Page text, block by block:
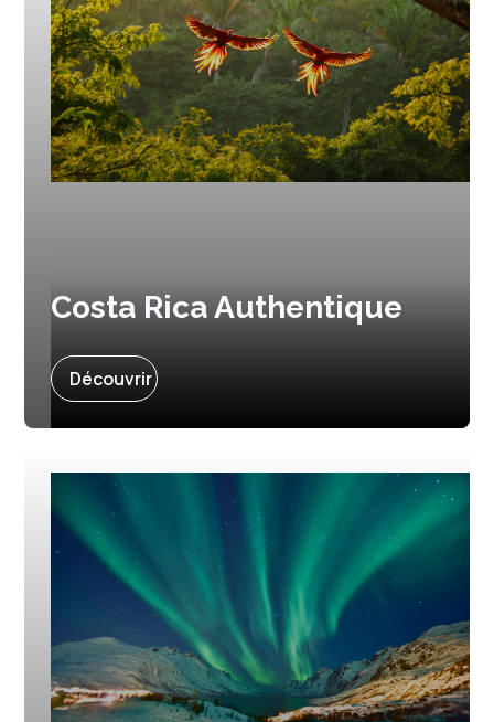
Costa Rica Authentique
12 jours et 11 nuits
Découvrir